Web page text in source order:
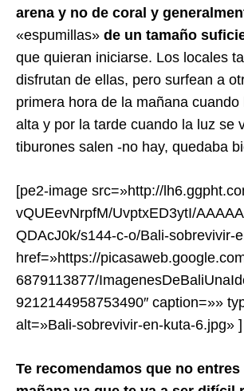
arena y no de coral y
«espumillas» de un tamaño
que quieran iniciarse. Los locales
disfrutan de ellas, pero surfean a
primera hora de la mañana
alta y por la tarde cuando la luz se
tiburones salen -no hay, quedaba
[pe2-image src=»http://
vQUEevNrpfM/UvptxED3ytI/
QDAcJ0k/s144-c-o/Bali-sobrevivir-
href=»https://
6879113877/
9212144958753490″ caption=»»
alt=»Bali-sobrevivir-en-kuta-6.jpg» ]
Te recomendamos que no